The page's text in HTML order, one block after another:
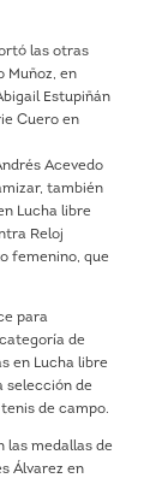
las otras
Muñoz, en
Estupiñán
Cuero en
Acevedo
también
Lucha libre
Reloj
femenino, que
para
de
en Lucha libre
selección de
de campo.
las medallas de
Álvarez en